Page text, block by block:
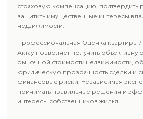
страховую компенсацию, подтвердить
защитить имущественные интересы
недвижимости.
Профессиональная Оценка квартиры /
Актау позволяет получить
рыночной стоимости недвижимости,
юридическую прозрачность сделки и
финансовые риски. Независимая
принимать правильные решения и
интересы собственников жилья.